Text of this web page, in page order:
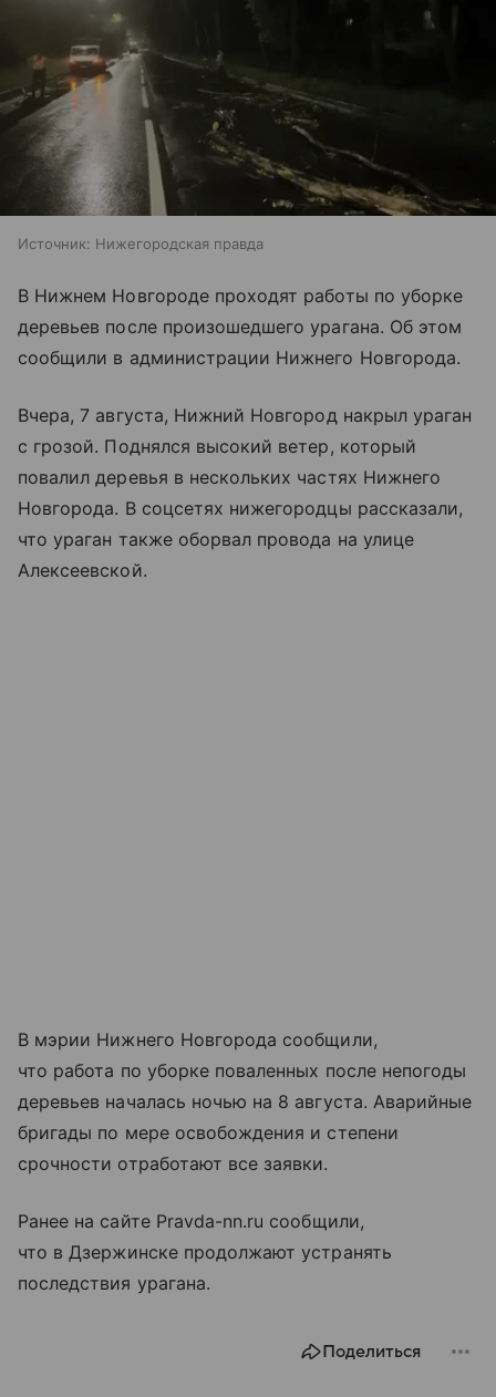
Источник: Нижегородская правда
В Нижнем Новгороде проходят работы по уборке
деревьев после произошедшего урагана. Об этом
сообщили в администрации Нижнего Новгорода.
Вчера, 7 августа, Нижний Новгород накрыл ураган
с грозой. Поднялся высокий ветер, который
повалил деревья в нескольких частях Нижнего
Новгорода. В соцсетях нижегородцы рассказали,
что ураган также оборвал провода на улице
Алексеевской.
В мэрии Нижнего Новгорода сообщили,
что работа по уборке поваленных после непогоды
деревьев началась ночью на 8 августа. Аварийные
бригады по мере освобождения и степени
срочности отработают все заявки.
Ранее на сайте Pravda-nn.ru сообщили,
что в Дзержинске продолжают устранять
последствия урагана.
Поделиться